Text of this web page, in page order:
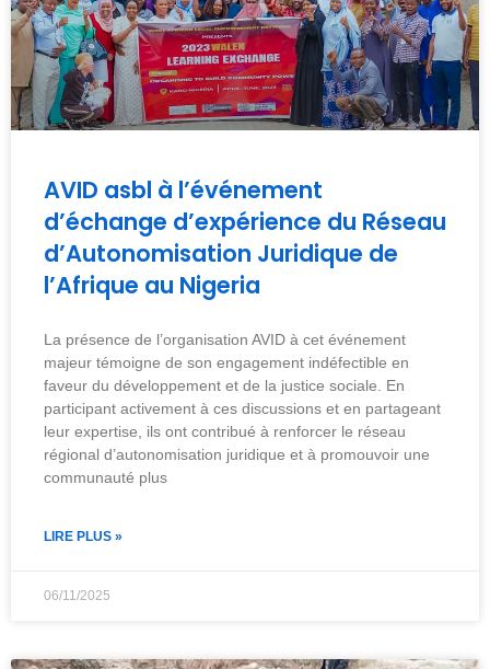
AVID asbl à l’événement
d’échange d’expérience du Réseau
d’Autonomisation Juridique de
l’Afrique au Nigeria
La présence de l’organisation AVID à cet événement
majeur témoigne de son engagement indéfectible en
faveur du développement et de la justice sociale. En
participant activement à ces discussions et en partageant
leur expertise, ils ont contribué à renforcer le réseau
régional d’autonomisation juridique et à promouvoir une
communauté plus
LIRE PLUS »
06/11/2025